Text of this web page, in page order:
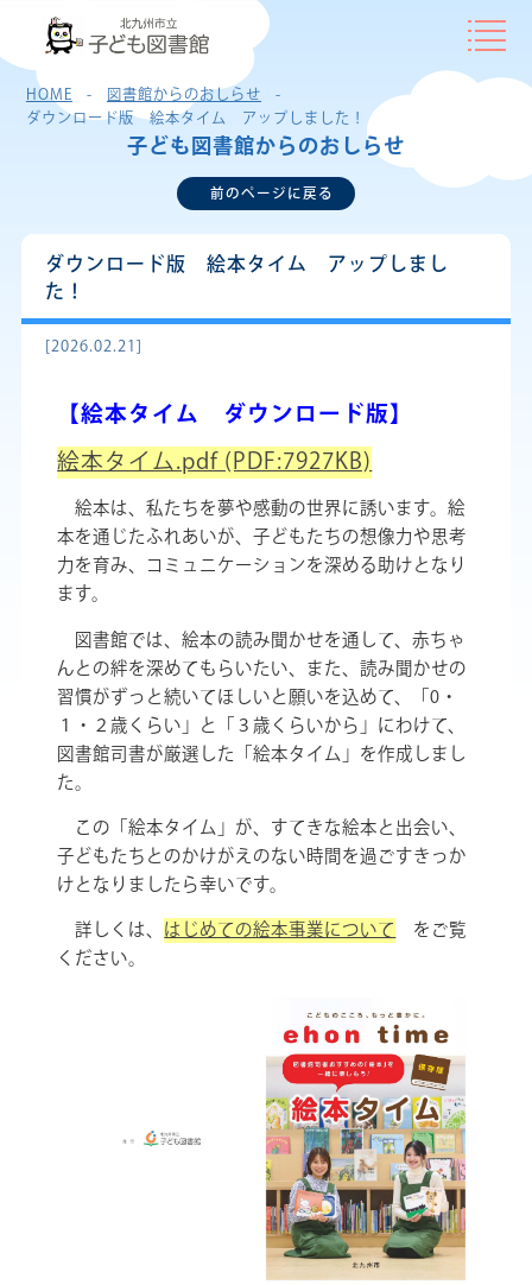
HOME
図書館からのおしらせ
ダウンロード版 絵本タイム アップしました！
子ども図書館からのおしらせ
前のページに戻る
ダウンロード版 絵本タイム アップしまし
た！
[2026.02.21]
【絵本タイム ダウンロード版】
絵本タイム.pdf (PDF:7927KB)
絵本は、私たちを夢や感動の世界に誘います。絵
本を通じたふれあいが、子どもたちの想像力や思考
力を育み、コミュニケーションを深める助けとなり
ます。
図書館では、絵本の読み聞かせを通して、赤ちゃ
んとの絆を深めてもらいたい、また、読み聞かせの
習慣がずっと続いてほしいと願いを込めて、「0 ・
１・２歳くらい」と「３歳くらいから」にわけて、
図書館司書が厳選した「絵本タイム」を作成しまし
た。
この「絵本タイム」が、すてきな絵本と出会い、
子どもたちとのかけがえのない時間を過ごすきっか
けとなりましたら幸いです。
詳しくは、はじめての絵本事業についてをご覧
ください。